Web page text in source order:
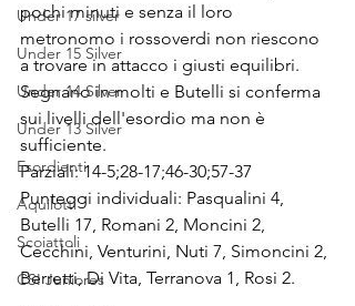
Under 17 silver
Under 15 Silver
Under 14 Silver
Under 13 Silver
Esordienti
Aquilotti
Scoiattoli
CSI Juniores
pochi minuti e senza il loro
metronomo i rossoverdi non riescono
a trovare in attacco i giusti equilibri.
Segnano in molti e Butelli si conferma
sui livelli dell'esordio ma non è
sufficiente.
Parziali: 14-5;28-17;46-30;57-37
Punteggi individuali: Pasqualini 4,
Butelli 17, Romani 2, Moncini 2,
Cecchini, Venturini, Nuti 7, Simoncini 2,
Berretti, Di Vita, Terranova 1, Rosi 2.